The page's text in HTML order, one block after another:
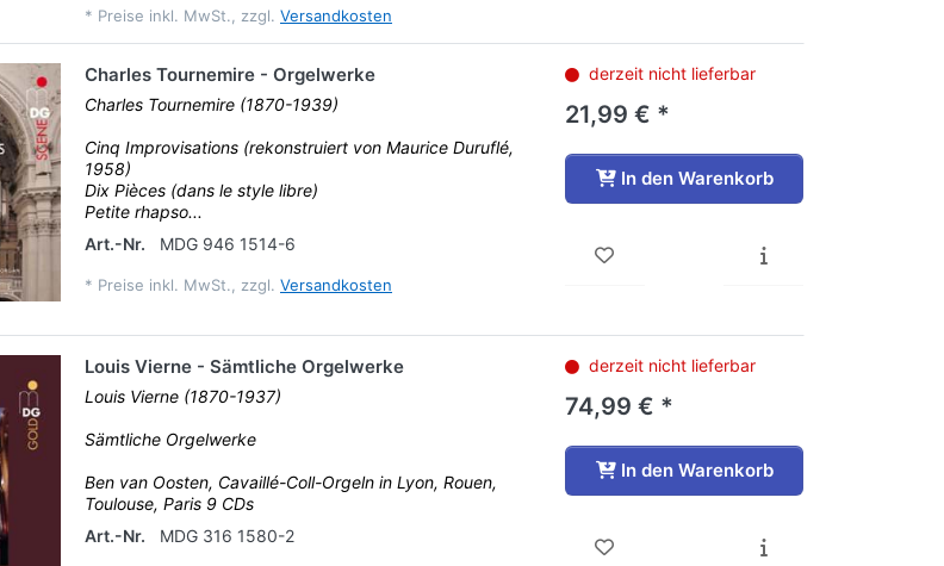
* Preise inkl. MwSt., zzgl. Versandkosten
Charles Tournemire - Orgelwerke
Charles Tournemire (1870-1939)
Cinq Improvisations (rekonstruiert von Maurice Duruflé,
1958)
Dix Pièces (dans le style libre)
Petite rhapso...
Art.-Nr.
MDG 946 1514-6
* Preise inkl. MwSt., zzgl. Versandkosten
derzeit nicht lieferbar
21,99 € *
In den Warenkorb
Louis Vierne - Sämtliche Orgelwerke
Louis Vierne (1870-1937)
Sämtliche Orgelwerke
Ben van Oosten, Cavaillé-Coll-Orgeln in Lyon, Rouen,
Toulouse, Paris 9 CDs
Art.-Nr.
MDG 316 1580-2
derzeit nicht lieferbar
74,99 € *
In den Warenkorb